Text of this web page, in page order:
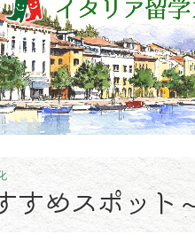
すめスポット